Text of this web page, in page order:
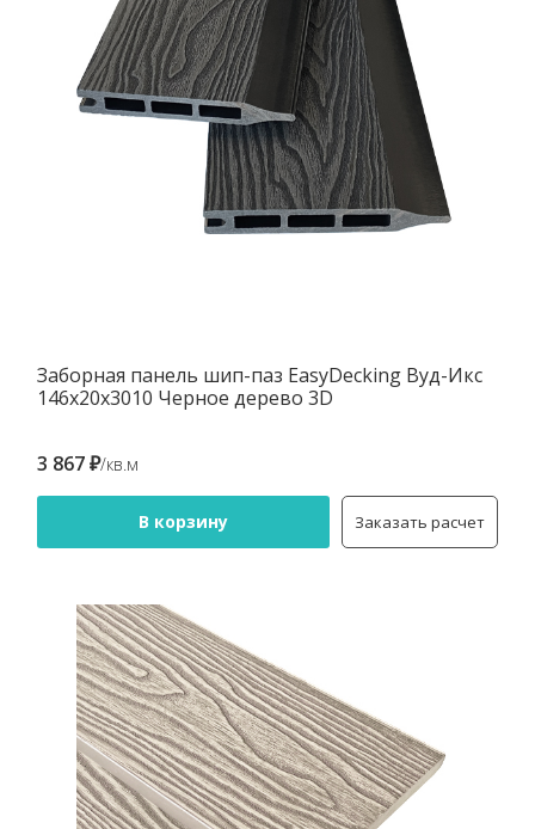
Заборная панель шип-паз EasyDecking Вуд-Икс
146х20х3010 Черное дерево 3D
3 867 ₽/кв.м
В корзину Заказать расчет